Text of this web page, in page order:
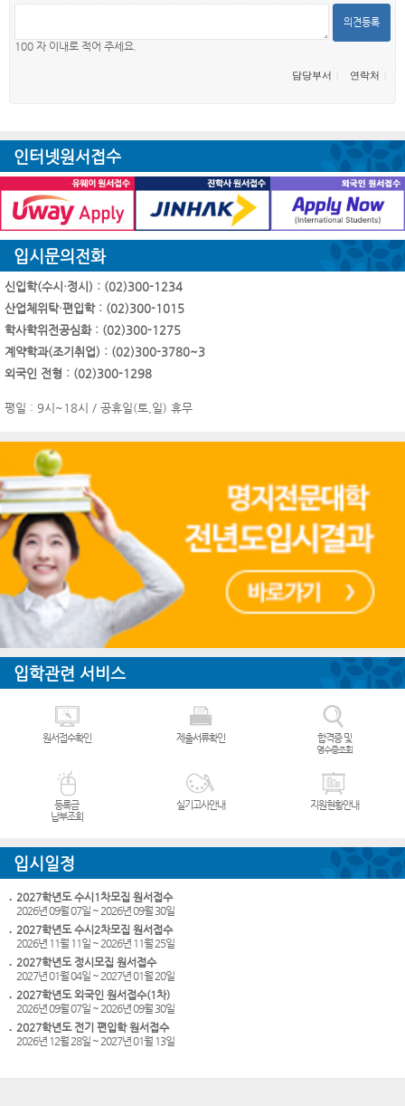
의견등록
100 자 이내로 적어 주세요.
담당부서 연락처
인터넷원서접수
입시문의전화
신입학(수시·정시) : (02)300-1234
산업체위탁·편입학 : (02)300-1015
학사학위전공심화 : (02)300-1275
계약학과(조기취업) : (02)300-3780~3
외국인 전형 : (02)300-1298
평일 : 9시~18시 / 공휴일(토,일) 휴무
입학관련 서비스
원서접수확인 제출서류확인 합격증 및
영수증조회
등록금
납부조회
실기고사안내 지원현황안내
입시일정
2027학년도 수시1차모집 원서접수
2026년 09월 07일 ~ 2026년 09월 30일
2027학년도 수시2차모집 원서접수
2026년 11월 11일 ~ 2026년 11월 25일
2027학년도 정시모집 원서접수
2027년 01월 04일 ~ 2027년 01월 20일
2027학년도 외국인 원서접수(1차)
2026년 09월 07일 ~ 2026년 09월 30일
2027학년도 전기 편입학 원서접수
2026년 12월 28일 ~ 2027년 01월 13일